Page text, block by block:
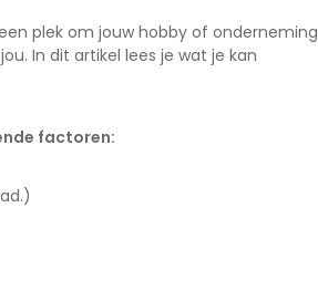
plek om jouw hobby of onderneming
In dit artikel lees je wat je kan
factoren: